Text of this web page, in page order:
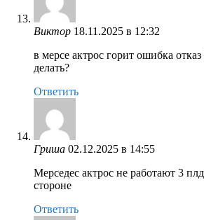
Виктор 18.11.2025 в 12:32
в мерсе актрос горит ошибка
делать?
Ответить
Гриша 02.12.2025 в 14:55
Мерседес актрос не работают 3
стороне
Ответить